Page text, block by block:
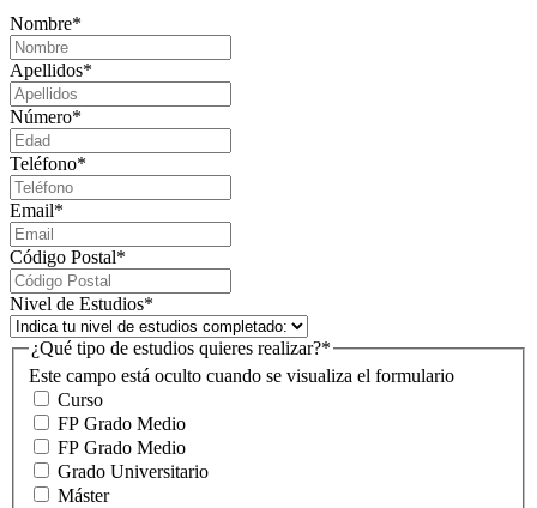
Nombre*
Apellidos*
Número*
Teléfono*
Email*
Código Postal*
Nivel de Estudios*
Este campo está oculto cuando se visualiza el formulario
¿Qué tipo de estudios quieres realizar?*
Curso
FP Grado Medio
FP Grado Medio
Grado Universitario
Máster